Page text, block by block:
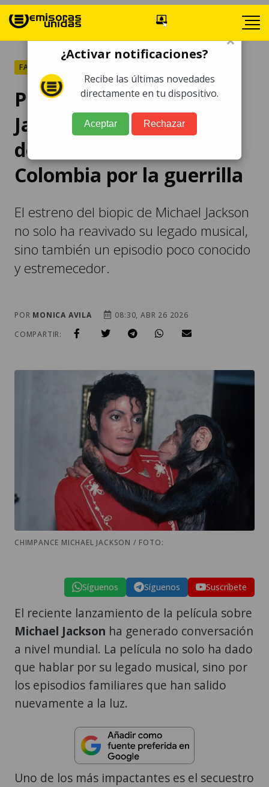
FARÁNDULA
Película de Michael
Jackson revive secuestro
de su hermano en
Colombia por la guerrilla
El estreno del biopic de Michael Jackson
no solo ha reavivado su legado musical,
sino también un episodio poco conocido
y estremecedor.
POR MONICA AVILA
08:30, ABR 26 2026
COMPARTIR:
CHIMPANCE MICHAEL JACKSON / FOTO:
Síguenos Síguenos Suscríbete
El reciente lanzamiento de la película sobre
Michael Jackson ha generado conversación
a nivel mundial. La película no solo ha dado
que hablar por su legado musical, sino por
los episodios familiares que han salido
nuevamente a la luz.
Uno de los más impactantes es el secuestro
×
¿Activar notificaciones?
Recibe las últimas novedades
directamente en tu dispositivo.
Aceptar Rechazar